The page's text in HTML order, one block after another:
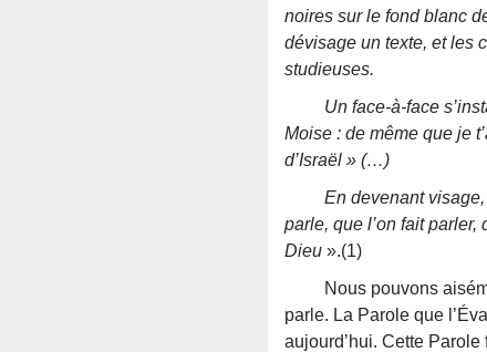
noires sur le fond blanc
dévisage un texte, et les
studieuses.
Un face-à-face
Moise : de même que je
d’Israël » (…)
En devenant visage, le
parle, que l’on fait
Dieu ».(1)
Nous pouvons
parle. La Parole que
aujourd’hui. Cette Parole